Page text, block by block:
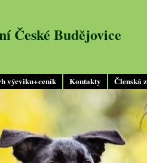
výcviku+ceník Kontakty Členská
České Budějovice